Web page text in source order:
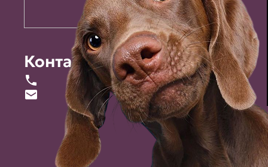
Контакты